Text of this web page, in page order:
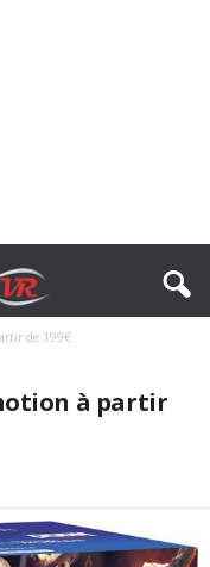
de 199€
à partir